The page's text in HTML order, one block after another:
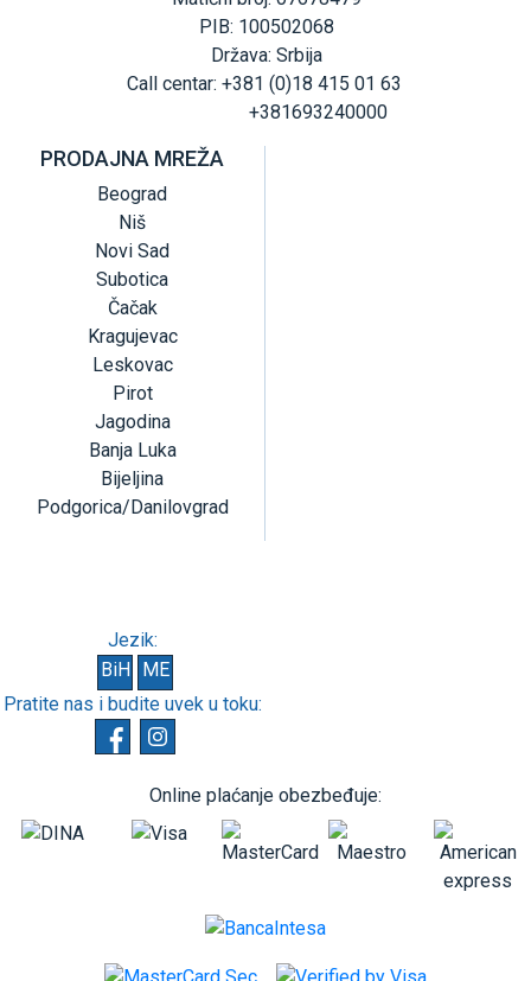
PIB: 100502068
Država: Srbija
Call centar: +381 (0)18 415 01 63
+381693240000
PRODAJNA MREŽA
Beograd
Niš
Novi Sad
Subotica
Čačak
Kragujevac
Leskovac
Pirot
Jagodina
Banja Luka
Bijeljina
Podgorica/Danilovgrad
Jezik:
BiH
ME
Pratite nas i budite uvek u toku:
Online plaćanje obezbeđuje: